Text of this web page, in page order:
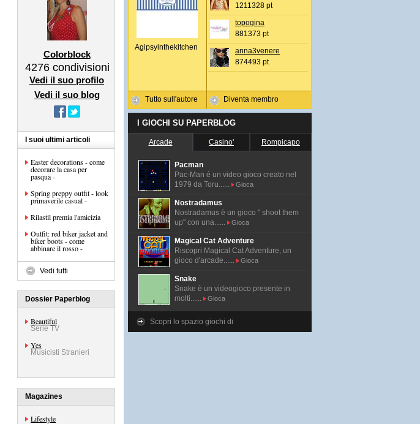
Colorblock
4276 condivisioni
Vedi il suo profilo
Vedi il suo blog
I suoi ultimi articoli
Easter decorations - come
decorare la casa per
pasqua -
Spring preppy outfit - look
primaverile casual -
Rilastil premia l'amicizia
Outfit: red biker jacket and
biker boots - come
abbinare il rosso -
Vedi tutti
Dossier Paperblog
Beautiful
Serie TV
Yes
Musicisti Stranieri
Magazines
Lifestyle
Agipsyinthekitchen
Tutto sull'autore
1211328 pt
topogina
881373 pt
anna3venere
874493 pt
Diventa membro
I GIOCHI SU PAPERBLOG
Arcade Casino' Rompicapo
Pacman
Pac-Man é un video gioco creato nel
1979 da Toru......
Gioca
Nostradamus
Nostradamus è un gioco " shoot them
up" con una......
Gioca
Magical Cat Adventure
Riscopri Magical Cat Adventure, un
gioco d'arcade......
Gioca
Snake
Snake è un videogioco presente in
molti......
Gioca
Scopri lo spazio giochi di